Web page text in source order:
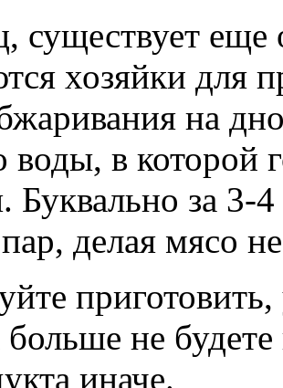
существует еще
хозяйки для
на
воды, в которой
Буквально за 3-
пар, делая мясо
не будете
иначе.